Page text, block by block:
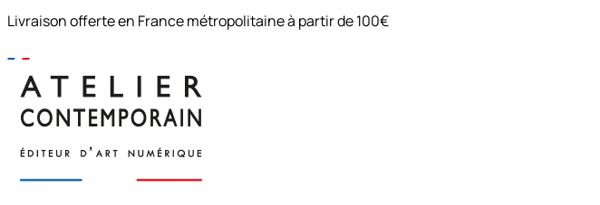
Livraison offerte en France métropolitaine à partir de 100€